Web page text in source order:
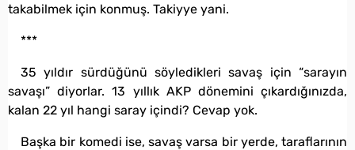
takabilmek için konmuş. Takiyye yani.
***
35 yıldır sürdüğünü söyledikleri savaş için “sarayın
savaşı” diyorlar. 13 yıllık AKP dönemini çıkardığınızda,
kalan 22 yıl hangi saray içindi? Cevap yok.
Başka bir komedi ise, savaş varsa bir yerde, taraflarının